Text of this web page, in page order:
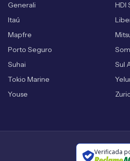
Generali
HDI
Itaú
Mapfre
Porto Seguro
Suhai
Sul
Tokio Marine
Youse
Verificada